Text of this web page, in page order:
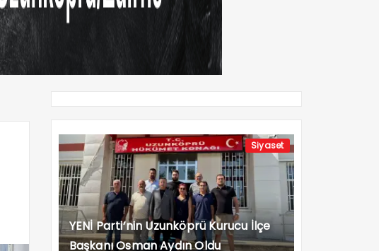
Siyaset
YENİ Parti’nin Uzunköprü Kurucu İlçe
Başkanı Osman Aydın Oldu